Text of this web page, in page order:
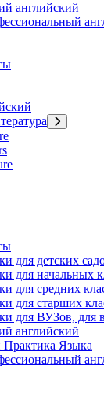
английский
для детских
для начальных
для средних
для старших
для ВУЗов, для
английский
Практика Языка